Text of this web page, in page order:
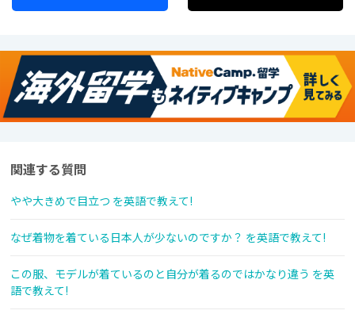
関連する質問
やや大きめで目立つ を英語で教えて!
なぜ着物を着ている日本人が少ないのですか？ を英語で教えて!
この服、モデルが着ているのと自分が着るのではかなり違う を英
語で教えて!